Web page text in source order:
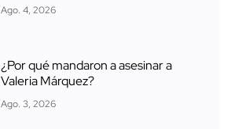
Ago. 4, 2026
¿Por qué mandaron a asesinar a
Valeria Márquez?
Ago. 3, 2026